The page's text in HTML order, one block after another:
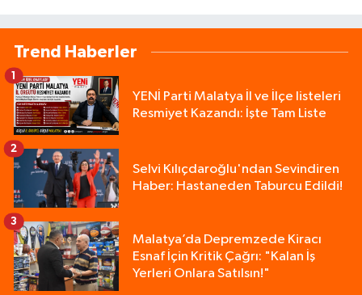
Trend Haberler
YENİ Parti Malatya İl ve İlçe listeleri
Resmiyet Kazandı: İşte Tam Liste
1
Selvi Kılıçdaroğlu'ndan Sevindiren
Haber: Hastaneden Taburcu Edildi!
2
Malatya’da Depremzede Kiracı
Esnaf İçin Kritik Çağrı: "Kalan İş
Yerleri Onlara Satılsın!"
3